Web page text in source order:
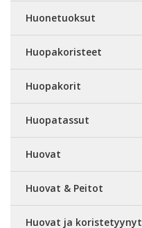
Huonetuoksut
Huopakoristeet
Huopakorit
Huopatassut
Huovat
Huovat & Peitot
Huovat ja koristetyynyt